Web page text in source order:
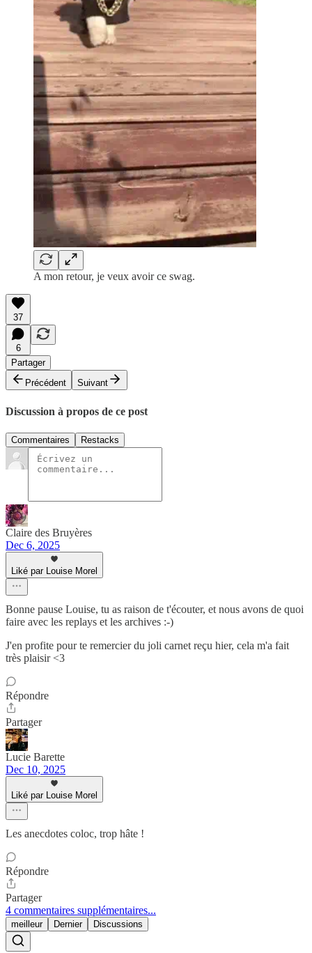
A mon retour, je veux avoir ce swag.
37
6
Partager
Précédent
Suivant
Discussion à propos de ce post
Commentaires Restacks
Claire des Bruyères
Dec 6, 2025
Liké par Louise Morel
Bonne pause Louise, tu as raison de t'écouter, et nous avons de quoi
faire avec les replays et les archives :-)
J'en profite pour te remercier du joli carnet reçu hier, cela m'a fait
très plaisir <3
Répondre
Partager
Lucie Barette
Dec 10, 2025
Liké par Louise Morel
Les anecdotes coloc, trop hâte !
Répondre
Partager
4 commentaires supplémentaires...
meilleur Dernier Discussions